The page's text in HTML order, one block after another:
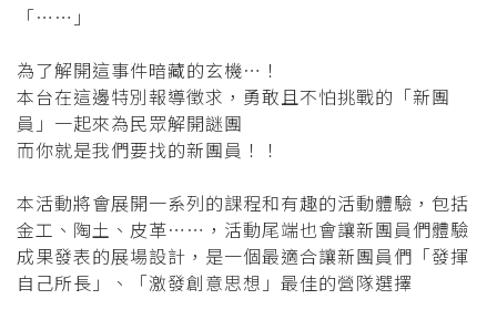
「⋯⋯」
為了解開這事件暗藏的玄機⋯！
本台在這邊特別報導徵求，勇敢且不怕挑戰的「新團
員」一起來為民眾解開謎團
而你就是我們要找的新團員！！
本活動將會展開一系列的課程和有趣的活動體驗，包括
金工、陶土、皮革⋯⋯，活動尾端也會讓新團員們體驗
成果發表的展場設計，是一個最適合讓新團員們「發揮
自己所長」、「激發創意思想」最佳的營隊選擇